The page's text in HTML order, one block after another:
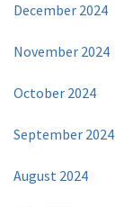
December 2024
November 2024
October 2024
September 2024
August 2024